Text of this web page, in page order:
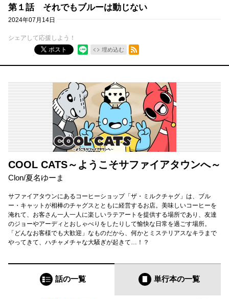
第１話 それでもブルーは動じない
2024年07月14日
シェアして応援しよう！
ポスト
埋め込む
RSSフィード
COOL CATS～ようこそサファイアタウンへ～
Clon/夏名ゆーま
サファイアタウンにあるコーヒーショップ「ザ・ミルクチャグ」は、ブル
ー・キャットが相棒のチャグスとともに経営するお店。美味しいコーヒーを
淹れて、お客さん一人一人に楽しいラテアートを提供する場所であり、友達
のジョーやアーディとおしゃべりをしたりして愉快な日常を過ごす場所。
「どんなお客様でも大歓迎」なものだから、何かとミステリアスなキラまで
やってきて、ハチャメチャな大騒ぎが起きて…！？
話の一覧 単行本の一覧